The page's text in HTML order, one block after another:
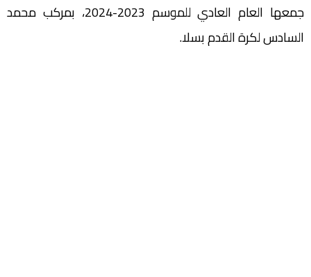
جمعها العام العادي للموسم 2023-2024، بمركب محمد
السادس لكرة القدم بسلا.